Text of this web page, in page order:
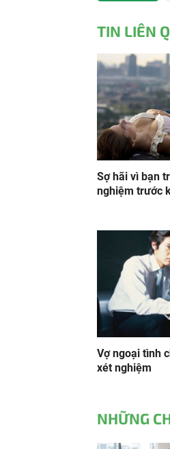
TIN LIÊN
Sợ hãi vì bạn
nghiệm trước
Vợ ngoại tình
xét nghiệm
NHỮNG